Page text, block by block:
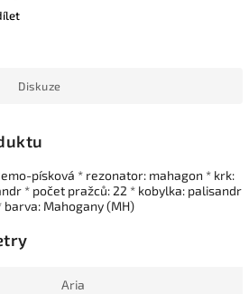
Diskuze
písková * rezonator: mahagon * krk:
* počet pražců: 22 * kobylka: palisandr
Mahogany (MH)
Aria